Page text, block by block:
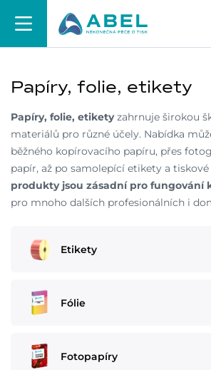
Papíry, folie, etikety
Papíry, folie, etiketyzahrnuje širokou
materiálů pro různé účely. Nabídka
běžného kopírovacího papíru, přes
papír, až po samolepící etikety a tiskové
produkty jsou zásadní pro fungování
pro mnoho dalších profesionálních i
Etikety
Fólie
Fotopapíry